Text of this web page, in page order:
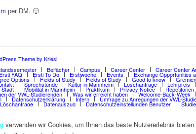
per DM. 🙂
Theme by Kriesi
Beifächer Campus Career Center Career Center
FAQ Ersti To Do Erstiwoche Events Exchange Opportunities
Options Fields of Study Fields of Study Good to know Gremien
Sprechstunde Kultur in Mannheim Löschanfrage Lehrpreis
Stadt Mobilität in Mannheim Praktikum Privacy Notice Repetitorien
der VWL-Studierenden Was wir erreicht haben Welcome-Back-Week
Datenschutzerklärung Intern Umfrage zu Anregungen der VWL-
Löschanfrage Datenauszug Datenschutzeinstellungen Benutzer
verwenden wir Cookies, um Ihnen das beste Nutzererlebnis